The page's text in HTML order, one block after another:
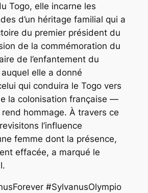
Togo, elle incarne les
d’un héritage familial qui a
du premier président du
de la commémoration du
de l’enfantement du
elle a donné
qui conduira le Togo vers
la colonisation française —
hommage. À travers ce
l’influence
femme dont la présence,
effacée, a marqué le
#SylvanusOlympio